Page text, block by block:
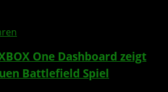
One Dashboard zeigt
Battlefield Spiel